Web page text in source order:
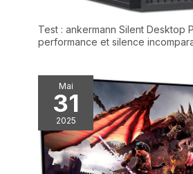
Test : ankermann Silent Desktop
performance et silence
Mai
31
2025